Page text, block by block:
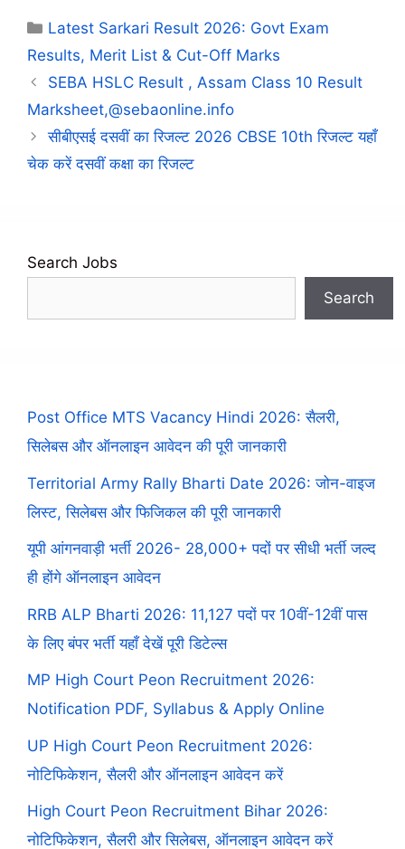
Categories
Latest Sarkari Result 2026: Govt Exam
Results, Merit List & Cut-Off Marks
SEBA HSLC Result , Assam Class 10 Result
Marksheet,@sebaonline.info
सीबीएसई दसवीं का रिजल्ट 2026 CBSE 10th रिजल्ट यहाँ
चेक करें दसवीं कक्षा का रिजल्ट
Search Jobs
Search
Post Office MTS Vacancy Hindi 2026: सैलरी,
सिलेबस और ऑनलाइन आवेदन की पूरी जानकारी
Territorial Army Rally Bharti Date 2026: जोन-वाइज
लिस्ट, सिलेबस और फिजिकल की पूरी जानकारी
यूपी आंगनवाड़ी भर्ती 2026- 28,000+ पदों पर सीधी भर्ती जल्द
ही होंगे ऑनलाइन आवेदन
RRB ALP Bharti 2026: 11,127 पदों पर 10वीं-12वीं पास
के लिए बंपर भर्ती यहाँ देखें पूरी डिटेल्स
MP High Court Peon Recruitment 2026:
Notification PDF, Syllabus & Apply Online
UP High Court Peon Recruitment 2026:
नोटिफिकेशन, सैलरी और ऑनलाइन आवेदन करें
High Court Peon Recruitment Bihar 2026:
नोटिफिकेशन, सैलरी और सिलेबस, ऑनलाइन आवेदन करें